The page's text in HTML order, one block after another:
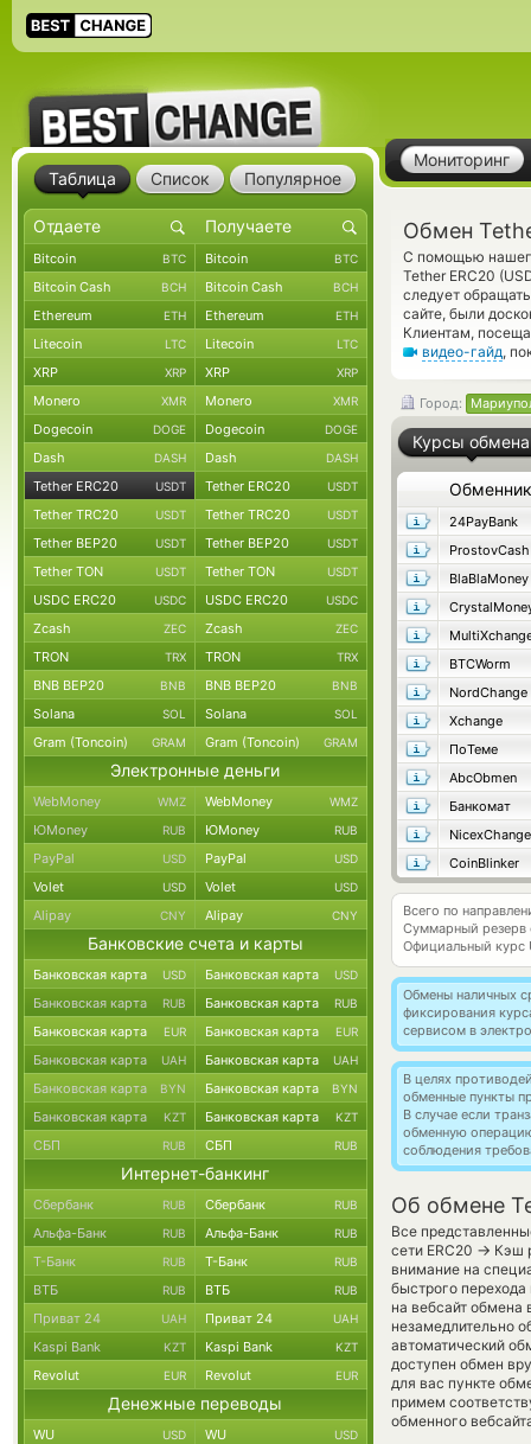
Мониторинг
Обмен
С помощью
Tether ERC20
следует
сайте, были
Клиентам,
видео-гайд,
Город:
Курсы обмена
Обменник
24PayBank
ProstovCash
BlaBlaMoney
BTCWorm
NordChange
Xchange
ПоТеме
AbcObmen
Банкомат
CoinBlinker
Всего по
Суммарный резерв
Официальный курс
Обмены наличных
фиксирования
сервисом в
В целях
обменные пункты
В случае если
обменную
соблюдения
Об обмене
Все
сети ERC20 → Кэш
внимание на
быстрого
на вебсайт
незамедлительно
автоматический
доступен обмен
для вас пункте
примем
обменного
Таблица Список Популярное
Bitcoin BTC Bitcoin BTC
Bitcoin Cash BCH Bitcoin Cash BCH
Ethereum ETH Ethereum ETH
Litecoin LTC Litecoin LTC
XRP XRP XRP XRP
Monero XMR Monero XMR
Dogecoin DOGE Dogecoin DOGE
Dash DASH Dash DASH
Tether ERC20 USDT Tether ERC20 USDT
Tether TRC20 USDT Tether TRC20 USDT
Tether BEP20 USDT Tether BEP20 USDT
Tether TON USDT Tether TON USDT
USDC ERC20 USDC USDC ERC20 USDC
Zcash ZEC Zcash ZEC
TRON TRX TRON TRX
BNB BEP20 BNB BNB BEP20 BNB
Solana SOL Solana SOL
Gram (Toncoin) GRAM Gram (Toncoin) GRAM
Электронные деньги
WebMoney WMZ WebMoney WMZ
ЮMoney RUB ЮMoney RUB
PayPal USD PayPal USD
Volet USD Volet USD
Alipay CNY Alipay CNY
Банковские счета и карты
Банковская карта USD Банковская карта USD
Банковская карта RUB Банковская карта RUB
Банковская карта EUR Банковская карта EUR
Банковская карта UAH Банковская карта UAH
Банковская карта BYN Банковская карта BYN
Банковская карта KZT Банковская карта KZT
СБП RUB СБП RUB
Интернет-банкинг
Сбербанк RUB Сбербанк RUB
Альфа-Банк RUB Альфа-Банк RUB
Т-Банк RUB Т-Банк RUB
ВТБ RUB ВТБ RUB
Приват 24 UAH Приват 24 UAH
Kaspi Bank KZT Kaspi Bank KZT
Revolut EUR Revolut EUR
Денежные переводы
WU USD WU USD